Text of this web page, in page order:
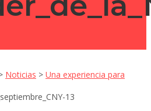
Noticias > Una experiencia para
13